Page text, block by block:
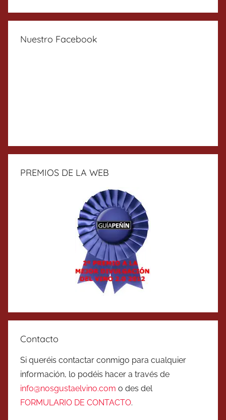
Nuestro Facebook
PREMIOS DE LA WEB
Contacto
Si queréis contactar conmigo para cualquier
información, lo podéis hacer a través de
info@nosgustaelvino.com o des del
FORMULARIO DE CONTACTO.